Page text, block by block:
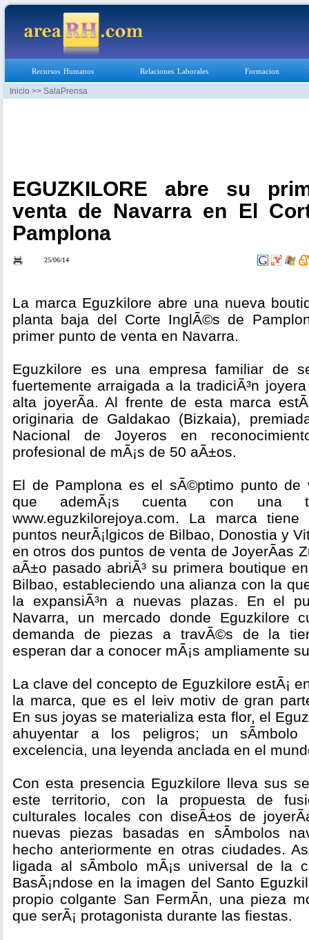
Recursos Humanos Relaciones Laborales Formacion
Inicio >> SalaPrensa
EGUZKILORE abre su
venta de Navarra en El
Pamplona
25/06/14
La marca Eguzkilore abre una nueva
planta baja del Corte InglÃ©s de
primer punto de venta en Navarra.
Eguzkilore es una empresa familiar de
fuertemente arraigada a la tradiciÃ³n
alta joyerÃ­a. Al frente de esta marca
originaria de Galdakao (Bizkaia),
Nacional de Joyeros en
profesional de mÃ¡s de 50 aÃ±os.
El de Pamplona es el sÃ©ptimo punto de
que ademÃ¡s cuenta con una
www.eguzkilorejoya.com. La marca tiene
puntos neurÃ¡lgicos de Bilbao, Donostia y
en otros dos puntos de venta de JoyerÃ­as
aÃ±o pasado abriÃ³ su primera boutique
Bilbao, estableciendo una alianza con la
la expansiÃ³n a nuevas plazas. En el
Navarra, un mercado donde Eguzkilore
demanda de piezas a travÃ©s de la
esperan dar a conocer mÃ¡s ampliamente
La clave del concepto de Eguzkilore estÃ¡
la marca, que es el leiv motiv de gran
En sus joyas se materializa esta flor, el
ahuyentar a los peligros; un sÃ­mbolo
excelencia, una leyenda anclada en el
Con esta presencia Eguzkilore lleva sus
este territorio, con la propuesta de
culturales locales con diseÃ±os de
nuevas piezas basadas en sÃ­mbolos
hecho anteriormente en otras ciudades.
ligada al sÃ­mbolo mÃ¡s universal de la
BasÃ¡ndose en la imagen del Santo
propio colgante San FermÃ­n, una pieza
que serÃ¡ protagonista durante las fiestas.